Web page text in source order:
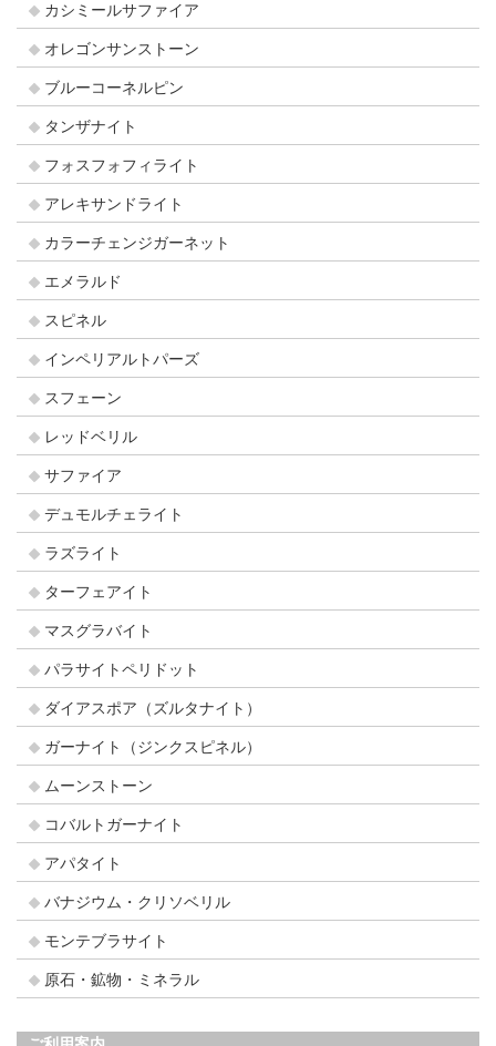
カシミールサファイア
オレゴンサンストーン
ブルーコーネルピン
タンザナイト
フォスフォフィライト
アレキサンドライト
カラーチェンジガーネット
エメラルド
スピネル
インペリアルトパーズ
スフェーン
レッドベリル
サファイア
デュモルチェライト
ラズライト
ターフェアイト
マスグラバイト
パラサイトペリドット
ダイアスポア（ズルタナイト）
ガーナイト（ジンクスピネル）
ムーンストーン
コバルトガーナイト
アパタイト
バナジウム・クリソベリル
モンテブラサイト
原石・鉱物・ミネラル